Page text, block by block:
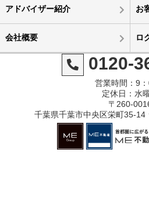
アドバイザー紹介 お
会社概要 ロ
0120-
営業時間：9：
定休日：水
〒260-
千葉県千葉市中央区栄町35-14